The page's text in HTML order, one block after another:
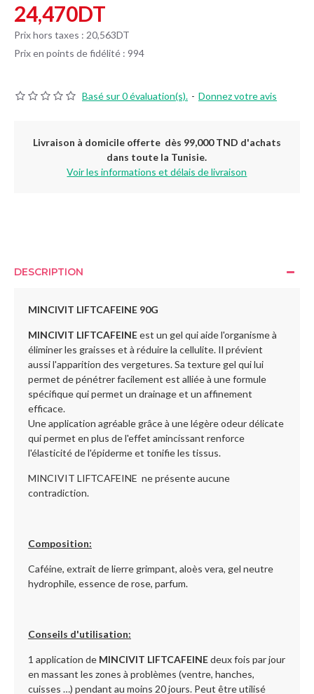
Basé sur 0 évaluation(s). - Donnez votre avis
24,470DT
Prix hors taxes : 20,563DT
Prix en points de fidélité : 994
Livraison à domicile offerte dès 99,000 TND d'achats
dans toute la Tunisie.
Voir les informations et délais de livraison
DESCRIPTION
MINCIVIT LIFTCAFEINE 90G
MINCIVIT LIFTCAFEINEest un gel qui aide l'organisme à
éliminer les graisses et à réduire la cellulite. Il prévient
aussi l'apparition des vergetures. Sa texture gel qui lui
permet de pénétrer facilement est alliée à une formule
spécifique qui permet un drainage et un affinement
efficace.
Une application agréable grâce à une légère odeur délicate
qui permet en plus de l'effet amincissant renforce
l'élasticité de l'épiderme et tonifie les tissus.
MINCIVIT LIFTCAFEINE ne présente aucune
contradiction.
Composition:
Caféine, extrait de lierre grimpant, aloès vera, gel neutre
hydrophile, essence de rose, parfum.
Conseils d'utilisation:
1 application de MINCIVIT LIFTCAFEINEdeux fois par jour
en massant les zones à problèmes (ventre, hanches,
cuisses …) pendant au moins 20 jours. Peut être utilisé